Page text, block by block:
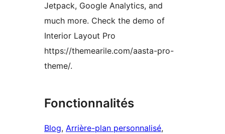
Jetpack, Google Analytics, and
much more. Check the demo of
Interior Layout Pro
https://themearile.com/aasta-pro-
theme/.
Fonctionnalités
Blog, Arrière-plan personnalisé